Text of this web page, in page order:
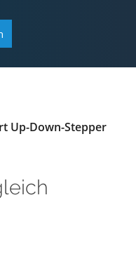
Up-Down-Stepper